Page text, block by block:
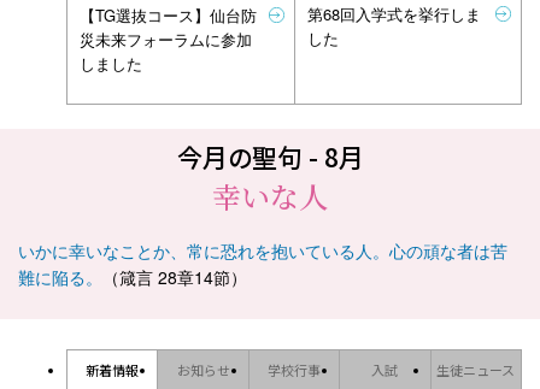
【TG選抜コース】仙台防
災未来フォーラムに参加
しました
第68回入学式を挙行しま
した
今月の聖句 - 8月
幸いな人
いかに幸いなことか、常に恐れを抱いている人。心の頑な者は苦
難に陥る。
（箴言 28章14節）
新着情報 お知らせ 学校行事 入試 生徒ニュース